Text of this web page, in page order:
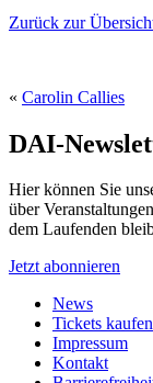
Zurück zur
« Carolin Callies
DAI-
Hier können Sie
über
dem Laufenden
Jetzt abonnieren
News
Tickets kaufen
Impressum
Kontakt